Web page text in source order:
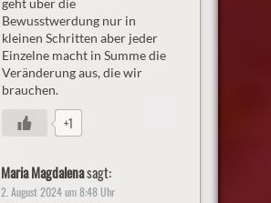
geht über die
Bewusstwerdung nur in
kleinen Schritten aber jeder
Einzelne macht in Summe die
Veränderung aus, die wir
brauchen.
+1
Maria Magdalenasagt:
2. August 2024 um 8:48 Uhr